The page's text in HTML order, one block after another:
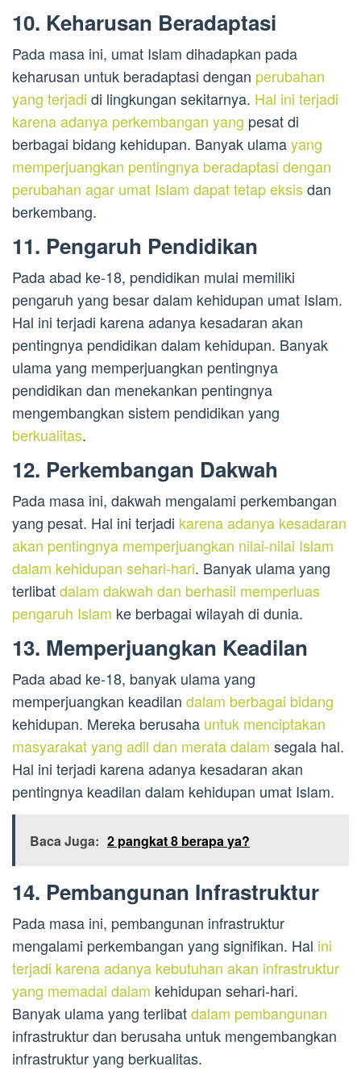
10. Keharusan Beradaptasi
Pada masa ini, umat Islam dihadapkan pada
keharusan untuk beradaptasi dengan perubahan
yang terjadi di lingkungan sekitarnya. Hal ini terjadi
karena adanya perkembangan yang pesat di
berbagai bidang kehidupan. Banyak ulamayang
memperjuangkan pentingnya beradaptasi dengan
perubahan agar umat Islam dapat tetap eksisdan
berkembang.
11. Pengaruh Pendidikan
Pada abad ke-18, pendidikan mulai memiliki
pengaruh yang besar dalam kehidupan umat Islam.
Hal ini terjadi karena adanya kesadaran akan
pentingnya pendidikan dalam kehidupan. Banyak
ulama yang memperjuangkan pentingnya
pendidikan dan menekankan pentingnya
mengembangkan sistem pendidikan yang
berkualitas.
12. Perkembangan Dakwah
Pada masa ini, dakwah mengalami perkembangan
yang pesat. Hal ini terjadi karena adanya kesadaran
akan pentingnya memperjuangkan nilai-nilai Islam
dalam kehidupan sehari-hari. Banyak ulama yang
terlibatdalam dakwah dan berhasil memperluas
pengaruh Islam ke berbagai wilayah di dunia.
13. Memperjuangkan Keadilan
Pada abad ke-18, banyak ulama yang
memperjuangkan keadilan dalam berbagai bidang
kehidupan. Mereka berusaha untuk menciptakan
masyarakat yang adil dan merata dalam segala hal.
Hal ini terjadi karena adanya kesadaran akan
pentingnya keadilan dalam kehidupan umat Islam.
Baca Juga: 2 pangkat 8 berapa ya?
14. Pembangunan Infrastruktur
Pada masa ini, pembangunan infrastruktur
mengalami perkembangan yang signifikan. Hal ini
terjadi karena adanya kebutuhan akan infrastruktur
yang memadai dalam kehidupan sehari-hari.
Banyak ulama yang terlibatdalam pembangunan
infrastruktur dan berusaha untuk mengembangkan
infrastruktur yang berkualitas.